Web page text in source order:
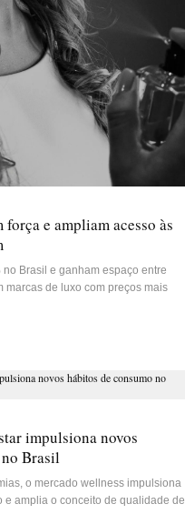
e ampliam acesso às
no Brasil e ganham espaço entre
marcas de luxo com preços mais
impulsiona novos
Brasil
o mercado wellness impulsiona
e amplia o conceito de qualidade de